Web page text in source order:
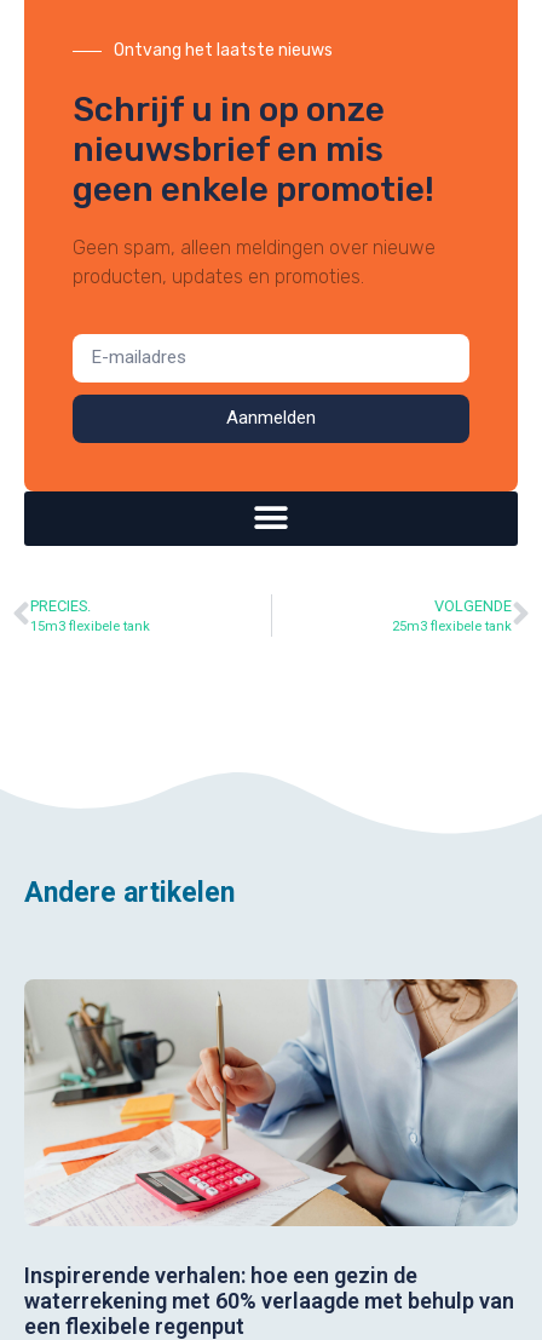
Ontvang het laatste nieuws
Schrijf u in op onze
nieuwsbrief en mis
geen enkele promotie!
Geen spam, alleen meldingen over nieuwe
producten, updates en promoties.
Aanmelden
PRECIES.
15m3 flexibele tank
VOLGENDE
25m3 flexibele tank
Andere artikelen
Inspirerende verhalen: hoe een gezin de
waterrekening met 60% verlaagde met behulp van
een flexibele regenput